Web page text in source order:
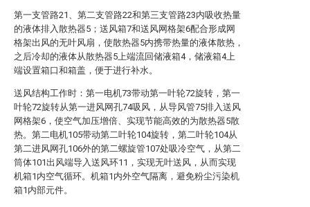
第一支管路21、第二支管路22和第三支管路23内吸收热量
的液体排入散热器5；送风箱7和送风网格架6配合形成网
格架出风的无叶风扇，使散热器5内携带热量的液体散热，
之后冷却的液体从散热器5上端流回储液箱4，储液箱4上
端设置箱口和箱盖，便于进行补水。
送风结构工作时：第一电机73带动第一叶轮72旋转，第一
叶轮72旋转从第一进风网孔74吸风，从导风管75排入送风
网格架6，使空气加压增倍、实现节能高效的为散热器5散
热。第二电机105带动第二叶轮104旋转，第二叶轮104从
第二进风网孔106外的第二螺旋管107处吸冷空气，从第二
筒体101出风端导入送风环11，实现无叶送风，从而实现
机箱1内空气循环。机箱1内外空气隔离，避免粉尘污染机
箱1内部元件。